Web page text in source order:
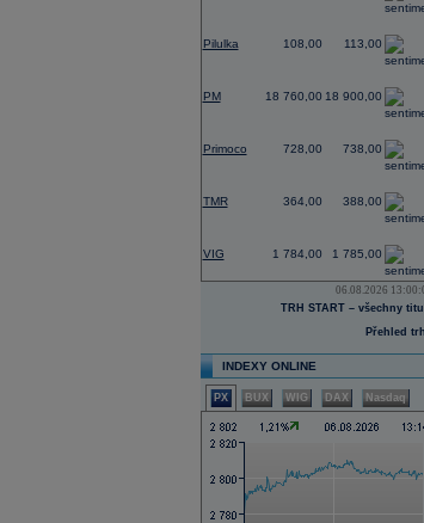
Pilulka 108,00 113,00
PM 18 760,00 18 900,00
Primoco 728,00 738,00
TMR 364,00 388,00
VIG 1 784,00 1 785,00
06.08.2026
TRH START – všechny
Přehled
INDEXY ONLINE
PX BUX WIG DAX Nasdaq